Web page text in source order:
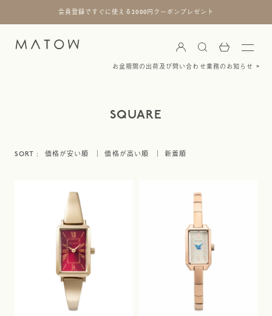
会員登録ですぐに使える2000円クーポンプレゼント
お盆期間の出荷及び問い合わせ業務のお知らせ
SQUARE
価格が安い順 価格が高い順 新着順